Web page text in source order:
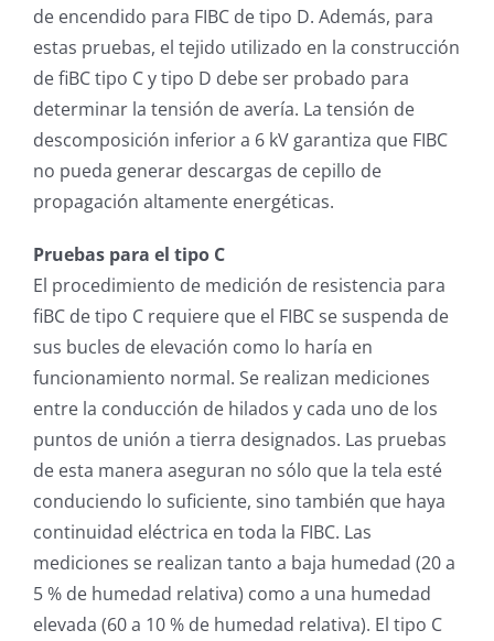
de encendido para FIBC de tipo D. Además, para
estas pruebas, el tejido utilizado en la construcción
de fiBC tipo C y tipo D debe ser probado para
determinar la tensión de avería. La tensión de
descomposición inferior a 6 kV garantiza que FIBC
no pueda generar descargas de cepillo de
propagación altamente energéticas.
Pruebas para el tipo C
El procedimiento de medición de resistencia para
fiBC de tipo C requiere que el FIBC se suspenda de
sus bucles de elevación como lo haría en
funcionamiento normal. Se realizan mediciones
entre la conducción de hilados y cada uno de los
puntos de unión a tierra designados. Las pruebas
de esta manera aseguran no sólo que la tela esté
conduciendo lo suficiente, sino también que haya
continuidad eléctrica en toda la FIBC. Las
mediciones se realizan tanto a baja humedad (20 a
5 % de humedad relativa) como a una humedad
elevada (60 a 10 % de humedad relativa). El tipo C